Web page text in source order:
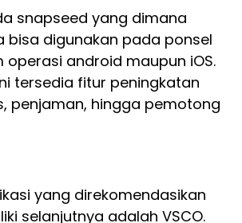
snapseed yang dimana
bisa digunakan pada ponsel
operasi android maupun iOS.
tersedia fitur peningkatan
penjaman, hingga pemotong
yang direkomendasikan
selanjutnya adalah VSCO.